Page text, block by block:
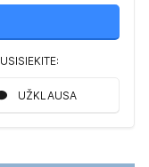
UŽKLAUSA